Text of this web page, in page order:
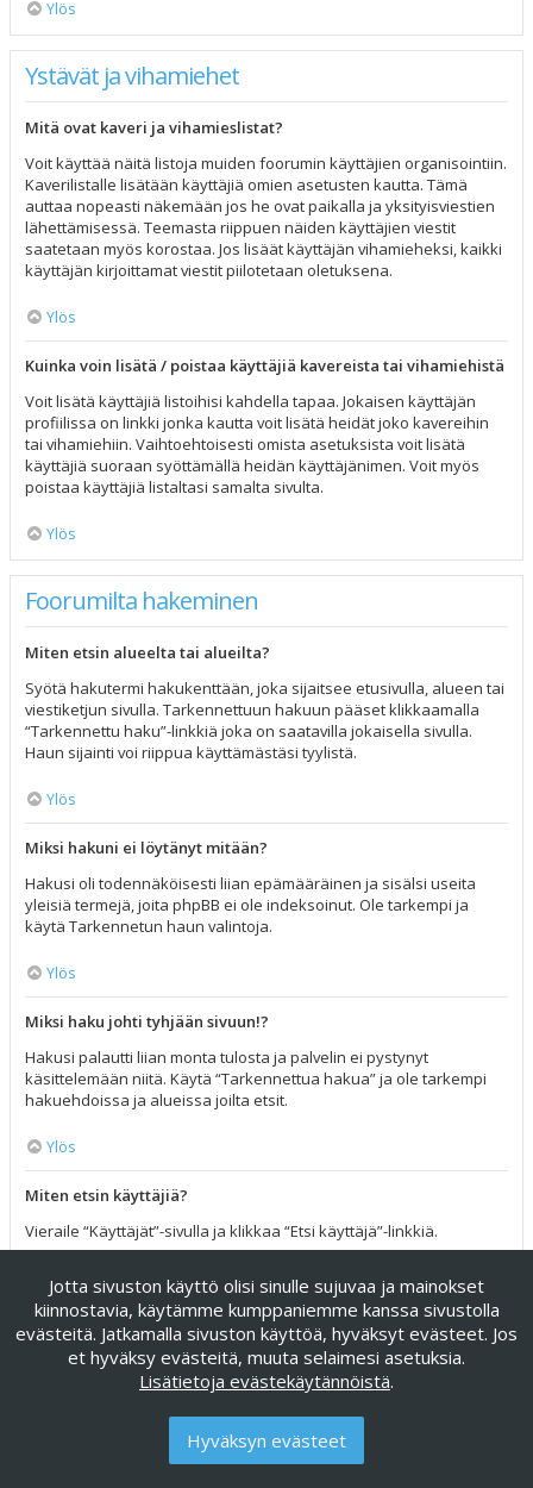
Ylös
Ystävät ja vihamiehet
Mitä ovat kaveri ja vihamieslistat?
Voit käyttää näitä listoja muiden foorumin käyttäjien organisointiin.
Kaverilistalle lisätään käyttäjiä omien asetusten kautta. Tämä
auttaa nopeasti näkemään jos he ovat paikalla ja yksityisviestien
lähettämisessä. Teemasta riippuen näiden käyttäjien viestit
saatetaan myös korostaa. Jos lisäät käyttäjän vihamieheksi, kaikki
käyttäjän kirjoittamat viestit piilotetaan oletuksena.
Ylös
Kuinka voin lisätä / poistaa käyttäjiä kavereista tai vihamiehistä
Voit lisätä käyttäjiä listoihisi kahdella tapaa. Jokaisen käyttäjän
profiilissa on linkki jonka kautta voit lisätä heidät joko kavereihin
tai vihamiehiin. Vaihtoehtoisesti omista asetuksista voit lisätä
käyttäjiä suoraan syöttämällä heidän käyttäjänimen. Voit myös
poistaa käyttäjiä listaltasi samalta sivulta.
Ylös
Foorumilta hakeminen
Miten etsin alueelta tai alueilta?
Syötä hakutermi hakukenttään, joka sijaitsee etusivulla, alueen tai
viestiketjun sivulla. Tarkennettuun hakuun pääset klikkaamalla
“Tarkennettu haku”-linkkiä joka on saatavilla jokaisella sivulla.
Haun sijainti voi riippua käyttämästäsi tyylistä.
Ylös
Miksi hakuni ei löytänyt mitään?
Hakusi oli todennäköisesti liian epämääräinen ja sisälsi useita
yleisiä termejä, joita phpBB ei ole indeksoinut. Ole tarkempi ja
käytä Tarkennetun haun valintoja.
Ylös
Miksi haku johti tyhjään sivuun!?
Hakusi palautti liian monta tulosta ja palvelin ei pystynyt
käsittelemään niitä. Käytä “Tarkennettua hakua” ja ole tarkempi
hakuehdoissa ja alueissa joilta etsit.
Ylös
Miten etsin käyttäjiä?
Vieraile “Käyttäjät”-sivulla ja klikkaa “Etsi käyttäjä”-linkkiä.
Ylös
Miten löydän omat viestini ja viestiketjuni?
Omat viestisi näet klikkaamalla “Katso omia viestejäsi”-linkkiä
omissa asetuksissa tai klikkaamalla “Etsi käyttäjän viesteistä”-
foorumin ylälaidassa. Etsiäksesi omia viestiketjuja, käytä
tarkennettua hakua ja täytä sen hakuehdot haluamallasi tavalla.
Jotta sivuston käyttö olisi sinulle sujuvaa ja mainokset
kiinnostavia, käytämme kumppaniemme kanssa sivustolla
evästeitä. Jatkamalla sivuston käyttöä, hyväksyt evästeet. Jos
et hyväksy evästeitä, muuta selaimesi asetuksia.
Lisätietoja evästekäytännöistä.
Hyväksyn evästeet